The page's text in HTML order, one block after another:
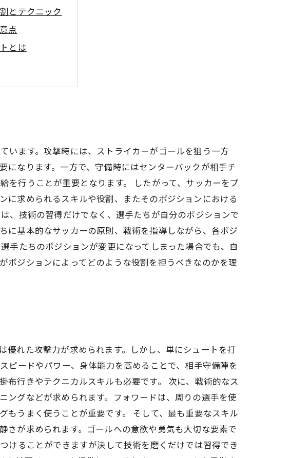
とテクニック
点
とは
います。攻撃時には、ストライカーがゴールを狙う一方
なります。一方で、守備時にはセンターバックが相手チ
行うことが重要となります。 したがって、サッカーをプ
に求められるスキルや役割、またそのポジションにおける
、技術の習得だけでなく、選手たちが自分のポジションで
に基本的なサッカーの原則、戦術を指導しながら、各ポジ
手たちのポジションが変更になってしまった場合でも、自
ポジションによってどのような役割を担うべきなのかを理
れた攻撃力が求められます。しかし、単にシュートを打
ピードやパワー、身体能力を高めることで、相手守備陣を
行きやテクニカルスキルも必要です。 次に、戦術的なス
ングなどが求められます。フォワードは、周りの選手を使
うまく使うことが重要です。 そして、最も重要なスキル
が求められます。ゴールへの意欲や勇気も大切な要素で
けることができますが決して技術を磨くだけでは習得でき